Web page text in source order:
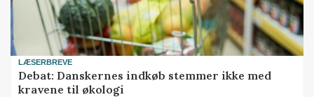
LÆSERBREVE
Debat: Danskernes indkøb stemmer ikke med
kravene til økologi